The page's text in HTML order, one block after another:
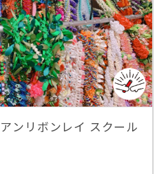
ンリボンレイ スクール